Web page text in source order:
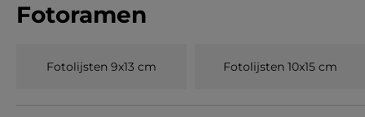
Fotoramen
Fotolijsten 9x13 cm Fotolijsten 10x15 cm